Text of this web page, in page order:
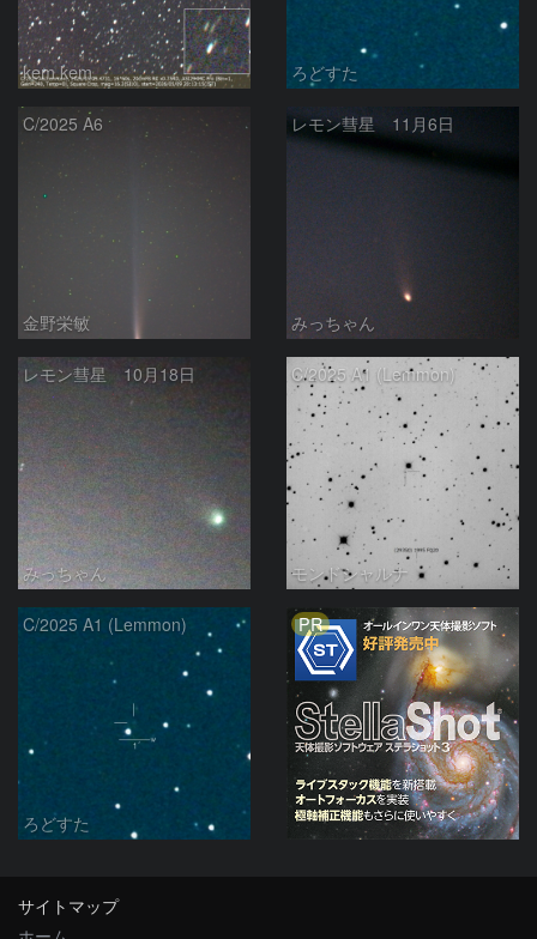
kem.kem ろどすた
C/2025 A6
金野栄敏
レモン彗星 11月6日
みっちゃん
レモン彗星 10月18日
みっちゃん
C/2025 A1 (Lemmon)
モンドシャルナ
C/2025 A1 (Lemmon)
ろどすた
PR
サイトマップ